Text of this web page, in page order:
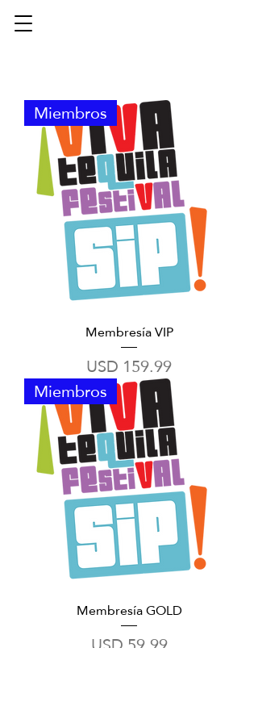
Miembros
Membresía VIP
Precio
USD 159.99
Miembros
Membresía GOLD
Precio
USD 59.99